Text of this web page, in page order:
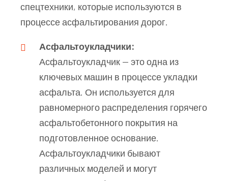
спецтехники, которые используются в
процессе асфальтирования дорог.
Асфальтоукладчики:
Асфальтоукладчик — это одна из
ключевых машин в процессе укладки
асфальта. Он используется для
равномерного распределения горячего
асфальтобетонного покрытия на
подготовленное основание.
Асфальтоукладчики бывают
различных моделей и могут